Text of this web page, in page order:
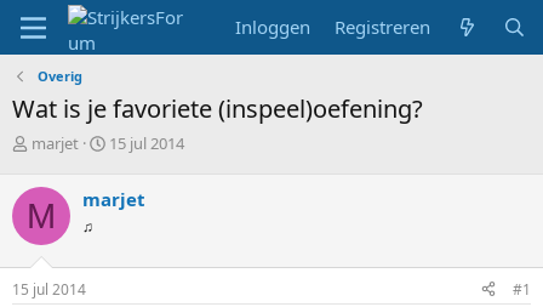
Inloggen Registreren
Overig
Wat is je favoriete (inspeel)oefening?
T
p
i
c
s
t
a
marjet
S
r
a
15 jul 2014
M marjet
♫
15 jul 2014 #1